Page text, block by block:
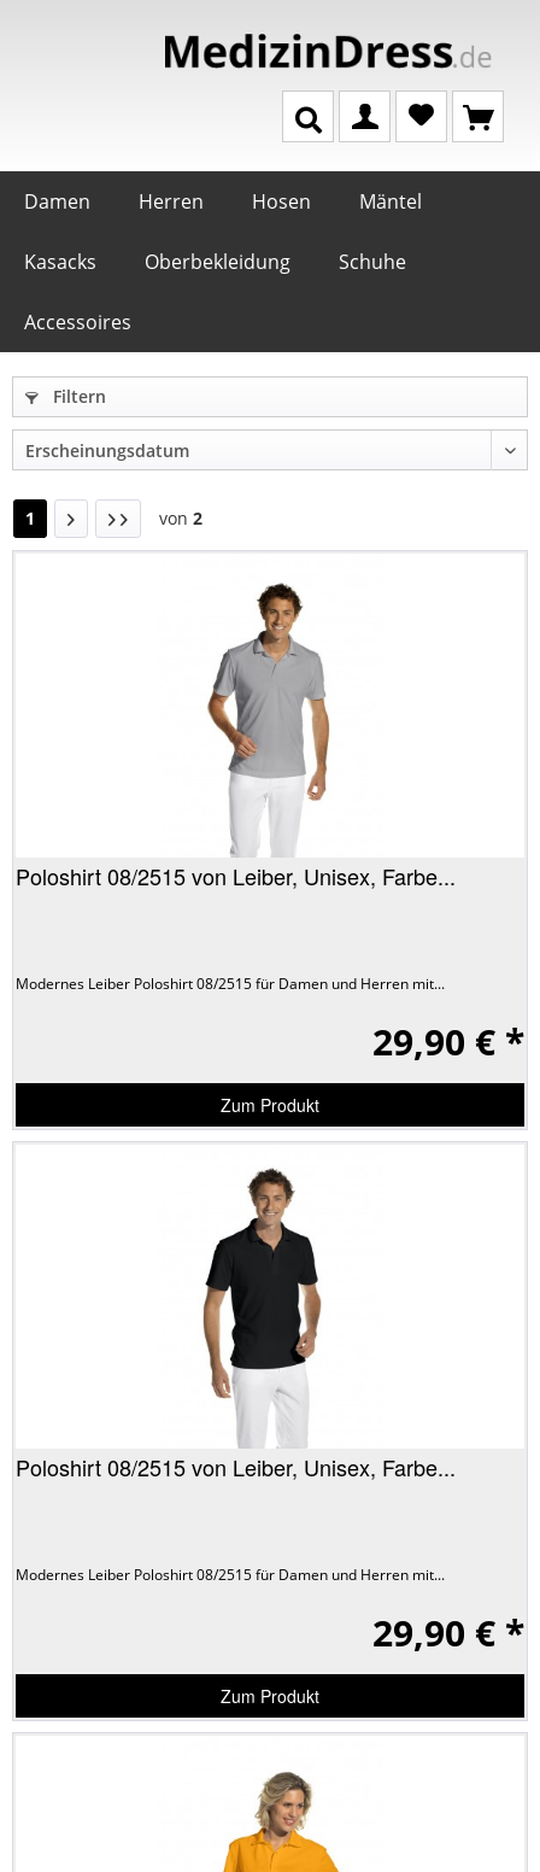
Damen Herren Hosen Mäntel
Kasacks Oberbekleidung Schuhe
Accessoires
Filtern
1 von 2
Poloshirt 08/2515 von Leiber, Unisex, Farbe...
Modernes Leiber Poloshirt 08/2515 für Damen und Herren mit...
29,90 € *
Zum Produkt
Poloshirt 08/2515 von Leiber, Unisex, Farbe...
Modernes Leiber Poloshirt 08/2515 für Damen und Herren mit...
29,90 € *
Zum Produkt